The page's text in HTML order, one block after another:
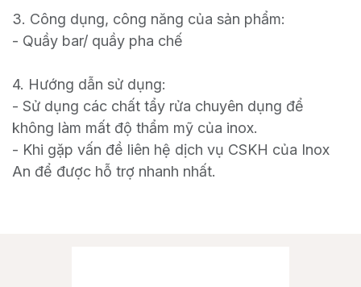
3. Công dụng, công năng của sản phẩm:
- Quầy bar/ quầy pha chế
4. Hướng dẫn sử dụng:
- Sử dụng các chất tẩy rửa chuyên dụng để
không làm mất độ thẩm mỹ của inox.
- Khi gặp vấn đề liên hệ dịch vụ CSKH của Inox
An để được hỗ trợ nhanh nhất.